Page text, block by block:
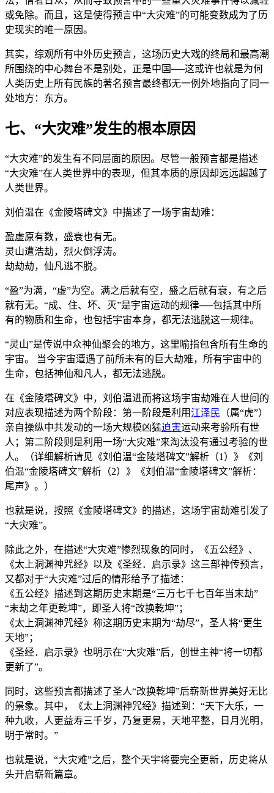
或免除。而且，这是使得预言中“大灾难”的可能变数成为了历
史现实的唯一原因。
其实，综观所有中外历史预言，这场历史大戏的终局和最高潮
所围绕的中心舞台不是别处，正是中国──这或许也就是为何
人类历史上所有民族的著名预言最终都无一例外地指向了同一
处地方：东方。
七、“大灾难”发生的根本原因
“大灾难”的发生有不同层面的原因。尽管一般预言都是描述
“大灾难”在人类世界中的表现，但其本质的原因却远远超越了
人类世界。
刘伯温在《金陵塔碑文》中描述了一场宇宙劫难：
盈虚原有数，盛衰也有无。
灵山遭浩劫，烈火倒浮涛。
劫劫劫，仙凡逃不脱。
“盈”为满，“虚”为空。满之后就有空，盛之后就有衰，有之后
就有无。“成、住、坏、灭”是宇宙运动的规律──包括其中所
有的物质和生命，也包括宇宙本身，都无法逃脱这一规律。
“灵山”是传说中众神仙聚会的地方，这里喻指包含所有生命的
宇宙。 当今宇宙遭遇了前所未有的巨大劫难，所有宇宙中的
生命，包括神仙和凡人，都无法逃脱。
在《金陵塔碑文》中，刘伯温进而将这场宇宙劫难在人世间的
对应表现描述为两个阶段：第一阶段是利用 江泽民 （属“虎”）
亲自操纵中共发动的一场大规模凶猛迫害运动来考验所有世
人；第二阶段则是利用一场“大灾难”来淘汰没有通过考验的世
人。（详细解析请见《刘伯温“金陵塔碑文”解析（1）》《刘
伯温“金陵塔碑文”解析（2）》《刘伯温“金陵塔碑文”解析：
尾声》。）
也就是说，按照《金陵塔碑文》的描述，这场宇宙劫难引发了
“大灾难”。
除此之外，在描述“大灾难”惨烈现象的同时，《五公经》、
《太上洞渊神咒经》以及《圣经．启示录》这三部神传预言，
又都对于“大灾难”过后的情形给予了描述：
《五公经》描述到这期历史末期是“三万七千七百年当末劫”
“末劫之年更乾坤”，即圣人将“改换乾坤”；
《太上洞渊神咒经》称这期历史末期为“劫尽”，圣人将“更生
天地”；
《圣经．启示录》也明示在“大灾难”后，创世主神“将一切都
更新了”。
同时，这些预言都描述了圣人“改换乾坤”后崭新世界美好无比
的景象。其中，《太上洞渊神咒经》描述到：“天下大乐，一
种九收，人更益寿三千岁，乃复更易，天地平整，日月光明，
明于常时。”
也就是说，“大灾难”之后，整个天宇将要完全更新，历史将从
头开启崭新篇章。